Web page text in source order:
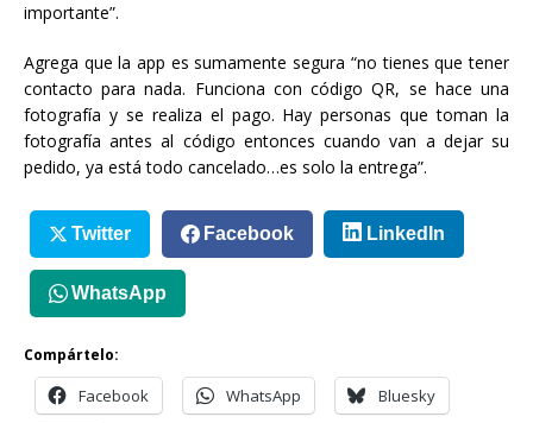
importante”.
Agrega que la app es sumamente segura “no tienes que tener
contacto para nada. Funciona con código QR, se hace una
fotografía y se realiza el pago. Hay personas que toman la
fotografía antes al código entonces cuando van a dejar su
pedido, ya está todo cancelado…es solo la entrega”.
Twitter Facebook LinkedIn
WhatsApp
Compártelo:
Facebook WhatsApp Bluesky